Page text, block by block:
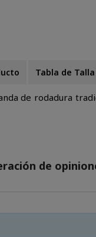
Tabla de
de rodadura
de